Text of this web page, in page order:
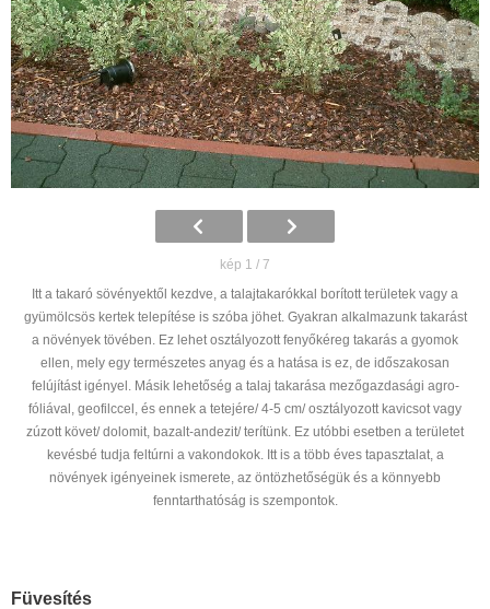
kép 1 / 7
Itt a takaró sövényektől kezdve, a talajtakarókkal borított területek vagy a
gyümölcsös kertek telepítése is szóba jöhet. Gyakran alkalmazunk takarást
a növények tövében. Ez lehet osztályozott fenyőkéreg takarás a gyomok
ellen, mely egy természetes anyag és a hatása is ez, de időszakosan
felújítást igényel. Másik lehetőség a talaj takarása mezőgazdasági agro-
fóliával, geofilccel, és ennek a tetejére/ 4-5 cm/ osztályozott kavicsot vagy
zúzott követ/ dolomit, bazalt-andezit/ terítünk. Ez utóbbi esetben a területet
kevésbé tudja feltúrni a vakondokok. Itt is a több éves tapasztalat, a
növények igényeinek ismerete, az öntözhetőségük és a könnyebb
fenntarthatóság is szempontok.
Füvesítés